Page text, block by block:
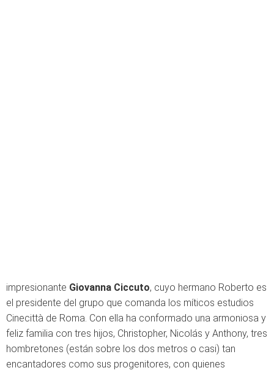
impresionante Giovanna Ciccuto, cuyo hermano Roberto es
el presidente del grupo que comanda los míticos estudios
Cinecittà de Roma. Con ella ha conformado una armoniosa y
feliz familia con tres hijos, Christopher, Nicolás y Anthony, tres
hombretones (están sobre los dos metros o casi) tan
encantadores como sus progenitores, con quienes